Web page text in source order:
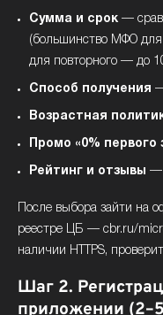
Сумма и срок —
(большинство МФО
для повторного — до
Способ получения
Возрастная
Промо «0% первого
Рейтинг и отзывы —
После выбора зайти на
реестре ЦБ — cbr.ru/
наличии HTTPS,
Шаг 2.
приложении